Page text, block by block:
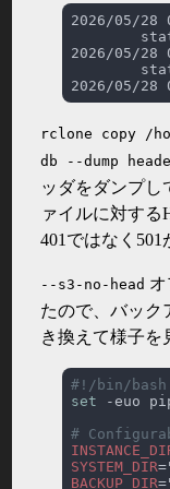
rclone copy /
db --dump
ッダをダンプし
ァイルに対す
401ではなく501
--s3-no-head
たので、バック
き換えて様子を
set
SYSTEM_DIR
BACKUP_DIR